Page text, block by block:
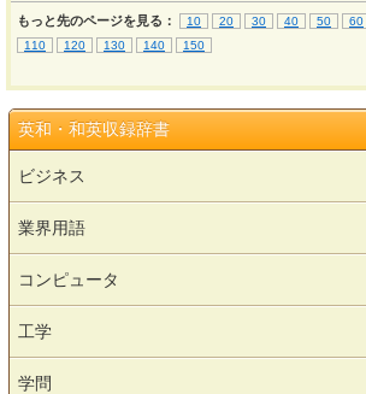
もっと先のページを見る： 10 20 30 40 50 60
110
120 130 140 150
英和・和英収録辞書
ビジネス
業界用語
コンピュータ
工学
学問